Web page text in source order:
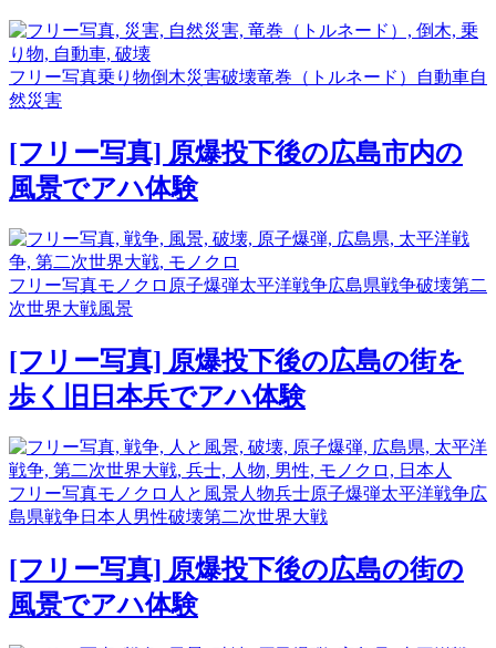
フリー写真乗り物倒木災害破壊竜巻（トルネード） 自動車自
然災害
[フリー写真] 原爆投下後の広島市内の
風景でアハ体験
フリー写真モノクロ 原子爆弾太平洋戦争広島県戦争破壊第二
次世界大戦風景
[フリー写真] 原爆投下後の広島の街を
歩く旧日本兵でアハ体験
フリー写真モノクロ 人と風景人物兵士原子爆弾太平洋戦争広
島県戦争日本人 男性破壊第二次世界大戦
[フリー写真] 原爆投下後の広島の街の
風景でアハ体験